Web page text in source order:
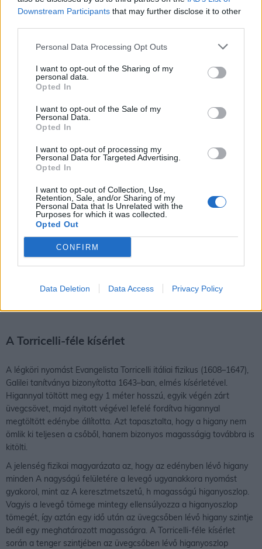
Downstream Participants that may further disclose it to other
Personal Data Processing Opt Outs
I want to opt-out of the Sharing of my
personal data.
Opted In
I want to opt-out of the Sale of my
Personal Data.
Opted In
I want to opt-out of processing my
Personal Data for Targeted Advertising.
Opted In
I want to opt-out of Collection, Use,
Retention, Sale, and/or Sharing of my
Personal Data that Is Unrelated with the
Purposes for which it was collected.
Opted Out
CONFIRM
Data Deletion Data Access Privacy Policy
(aerosztatikai nyomásnak) szoktak nevezni. Számunkra általában
A levegő tömege a gravitációs erő miatt nyomást gyakorol a
földfelszínre és a testekre. A levegő súlyának felületegységre ható
értékét definiáljuk légnyomásként. Az SI rendszerben
felületegység alatt négyzetmétert értünk, a súly egysége pedig a
newton (N). A légnyomás, amelyet hivatalosan pascalban (Pa)
adunk meg, a súly és a felületegység hányadosa (N/m2).
A Torricelli-féle kísérlet
A légköri nyomást Evangelista Torricelli itáliai fizikus (1608–1647),
Galilei tanítványa bizonyította 1643–ban, elmés kísérletével.
Higannyal töltött meg egy 1 méter hosszú, egyik végén zárt
üvegcsövet, majd nyitott végével lefelé fordítva higannyal
megtöltött edénybe állította. Azt tapasztalta, hogy a higany nem
ömlik ki teljesen a csőből, hanem bizonyos magasságig továbbra is
kitölti.
A jelenség fizikai magyarázata az, hogy az edényben lévő higany
minden A nagyságú felületére a levegő ugyanakkora nyomást
gyakorol, mint az A keresztmetszetű, h magasságú higanyoszlop.
Vagyis a levegő tömege mintegy ellensúlyozza a higanyoszlop
tömegét, így aztán egy idő után az üvegcsőben lévő higany szintje
beáll egy meghatározott magasságra. A Torricelli-féle kísérlet
során a tenger szintjében az üvegcsőben lévő higanyoszlop